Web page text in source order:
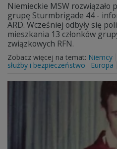
Niemieckie MSW
grupę Sturmbrigade 44 -
ARD. Wcześniej odbyły się
mieszkania 13 członków
związkowych RFN.
Zobacz więcej na temat: Niemcy
służby i bezpieczeństwo
Europa